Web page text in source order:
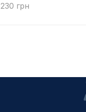
230 грн